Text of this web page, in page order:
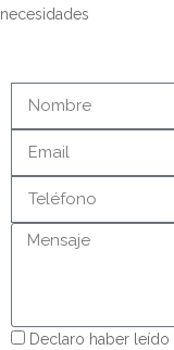
necesidades
Declaro haber leído